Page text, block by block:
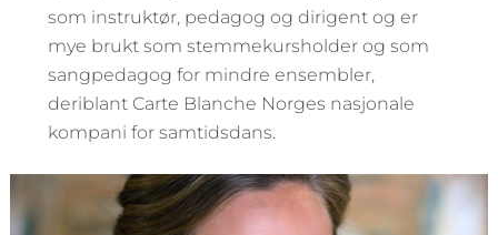
som instruktør, pedagog og dirigent og er
mye brukt som stemmekursholder og som
sangpedagog for mindre ensembler,
deriblant Carte Blanche Norges nasjonale
kompani for samtidsdans.